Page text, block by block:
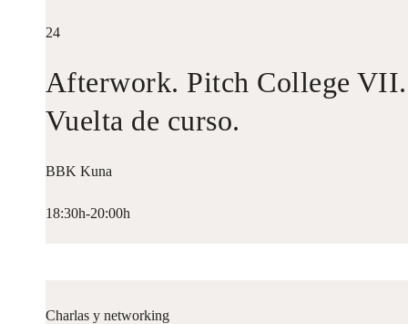
24
Afterwork. Pitch College VII.
Vuelta de curso.
BBK Kuna
18:30h-20:00h
Charlas y networking